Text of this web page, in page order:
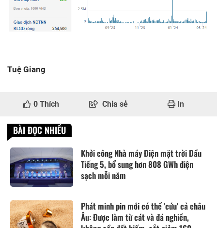
Tuệ Giang
0 Thích Chia sẻ In
BÀI ĐỌC NHIỀU
Khởi công Nhà máy Điện mặt trời Dầu
Tiếng 5, bổ sung hơn 808 GWh điện
sạch mỗi năm
Phát minh pin mới có thể 'cứu' cả châu
Âu: Được làm từ cát và đá nghiền,